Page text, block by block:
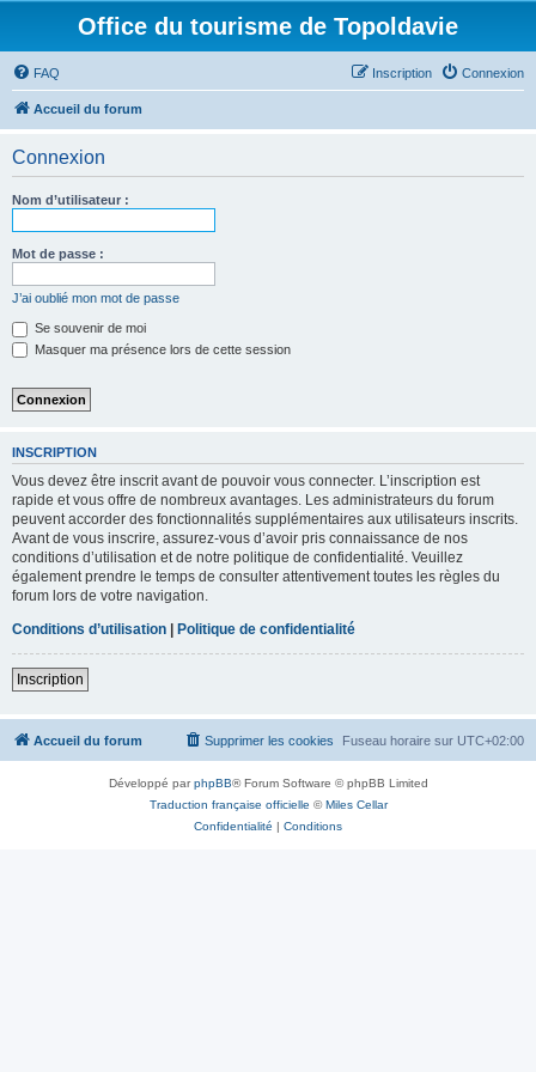
Office du tourisme de Topoldavie
FAQ Connexion
Inscription
Accueil du forum
Connexion
Nom d’utilisateur :
Mot de passe :
J’ai oublié mon mot de passe
Se souvenir de moi
Masquer ma présence lors de cette session
INSCRIPTION
Vous devez être inscrit avant de pouvoir vous connecter. L’inscription est
rapide et vous offre de nombreux avantages. Les administrateurs du forum
peuvent accorder des fonctionnalités supplémentaires aux utilisateurs inscrits.
Avant de vous inscrire, assurez-vous d’avoir pris connaissance de nos
conditions d’utilisation et de notre politique de confidentialité. Veuillez
également prendre le temps de consulter attentivement toutes les règles du
forum lors de votre navigation.
Conditions d’utilisation | Politique de confidentialité
Inscription
Accueil du forum Fuseau horaire sur UTC+02:00
Supprimer les cookies
Développé parphpBB® Forum Software © phpBB Limited
Traduction française officielle ©Miles Cellar
Confidentialité | Conditions